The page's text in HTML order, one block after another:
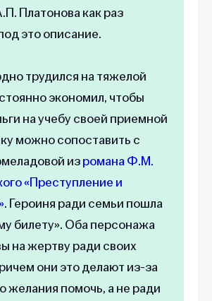
Платонова как раз
это описание.
трудился на тяжелой
экономил, чтобы
на учебу своей приемной
можно сопоставить с
изромана Ф.М.
«Преступление и
. Героиня ради семьи пошла
билету». Оба персонажа
на жертву ради своих
они это делают из-за
желания помочь, а не ради